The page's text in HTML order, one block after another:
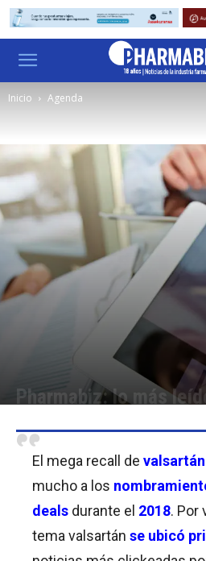
Inicio Agenda
Pharmabiz: lo más
El mega recall de valsartán
mucho a los
deals durante el 2018. Por
tema valsartán se ubicó